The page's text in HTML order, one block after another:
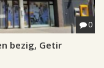
0
bezig, Getir